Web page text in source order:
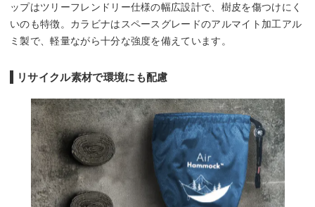
ップはツリーフレンドリー仕様の幅広設計で、樹皮を傷つけにく
いのも特徴。カラビナはスペースグレードのアルマイト加工アル
ミ製で、軽量ながら十分な強度を備えています。
リサイクル素材で環境にも配慮